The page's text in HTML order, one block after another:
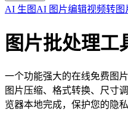
AI 生图 AI 图片编辑视频转图
图片批处理工
一个功能强大的在线免费图
图片压缩、格式转换、尺寸
览器本地完成，保护您的隐私